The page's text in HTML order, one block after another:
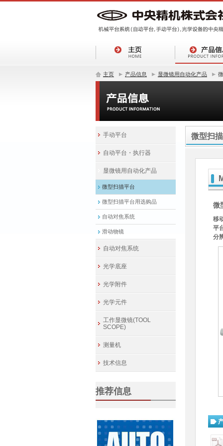
主页 产品信息 显微镜用自动化产品
微型扫
微
移
平
分
手动平台
自动平台・执行器
显微镜用自动化产品
微型扫描平台
微型扫描平台用选购品
自动对焦系统
滑动物镜
自动对焦系统
光学底座
光学附件
光学元件
工作显微镜(TOOL
SCOPE)
测量机
技术信息
推荐信息